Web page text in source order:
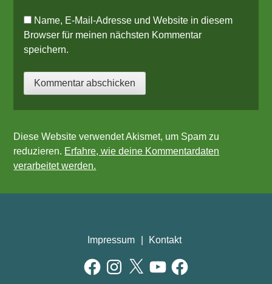
Name, E-Mail-Adresse und Website in diesem
Browser für meinen nächsten Kommentar
speichern.
Diese Website verwendet Akismet, um Spam zu
reduzieren. Erfahre, wie deine Kommentardaten
verarbeitet werden.
Impressum Kontakt
FacebookInstagram
X YouTubeFacebook